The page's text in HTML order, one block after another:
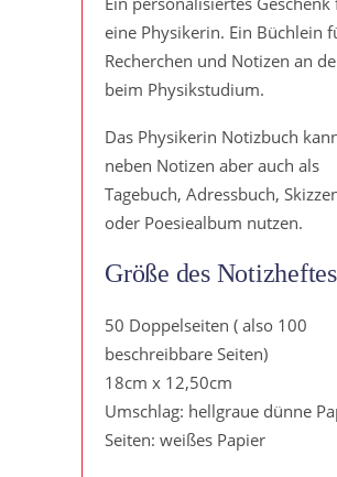
eine Physikerin. Ein Büchlein
Recherchen und Notizen an
beim Physikstudium.
Das Physikerin Notizbuch
neben Notizen aber auch als
Tagebuch, Adressbuch,
oder Poesiealbum nutzen.
Größe des
50 Doppelseiten ( also 100
beschreibbare Seiten)
18cm x 12,50cm
Umschlag: hellgraue dünne
Seiten: weißes Papier